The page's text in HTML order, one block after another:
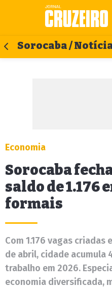
Sorocaba /
Economia
Sorocaba
saldo de 1.176
formais
Com 1.176 vagas criadas
de abril, cidade acumula
trabalho em 2026.
economia diversificada,